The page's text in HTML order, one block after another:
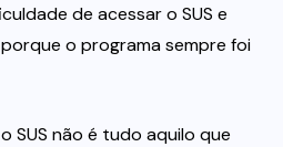
de acessar o SUS e
o programa sempre foi
SUS não é tudo aquilo que